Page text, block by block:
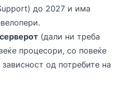
до 2027 и има
(дали ни треба
процесори, со повеќе
од потребите на